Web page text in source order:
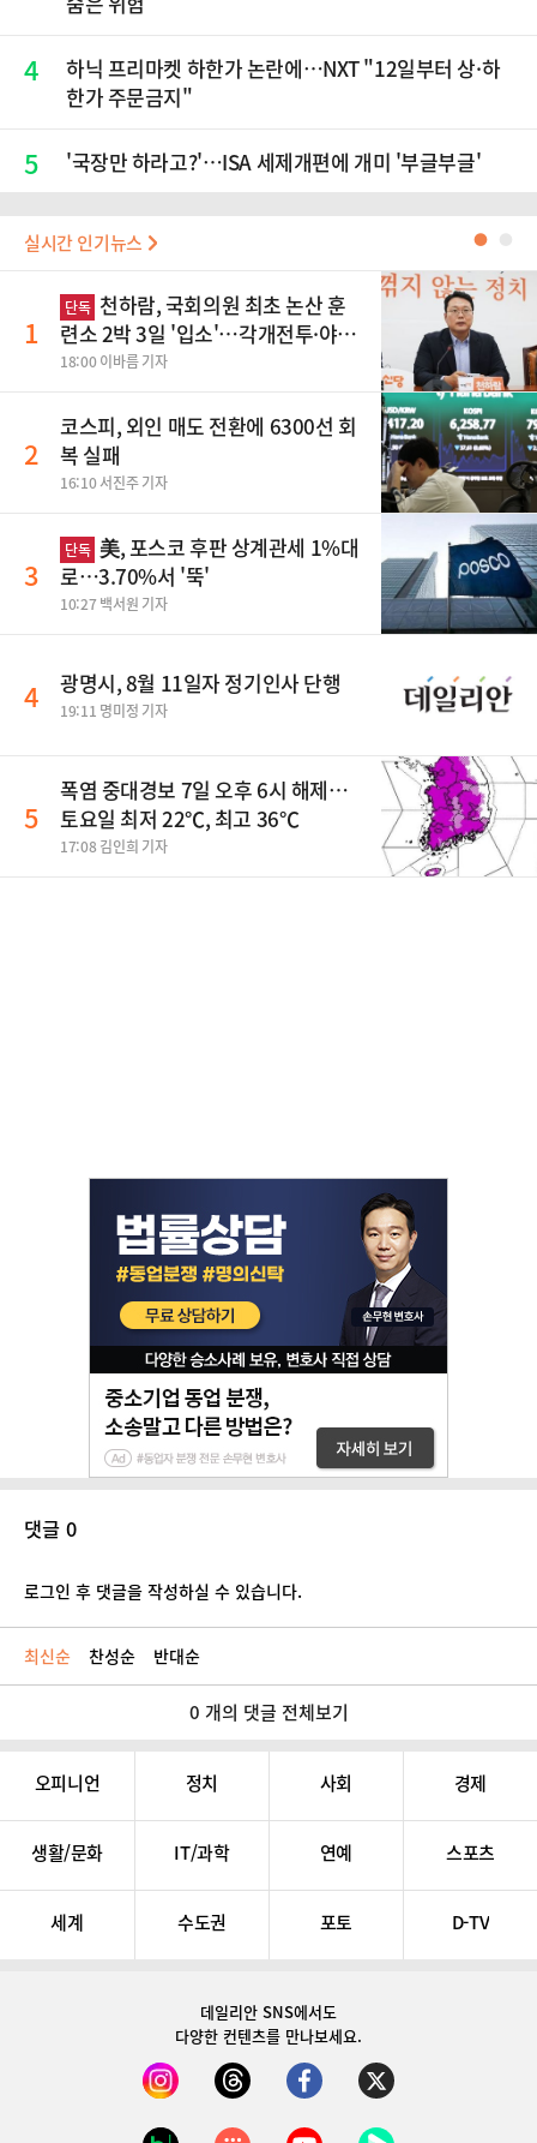
4
하닉 프리마켓 하한가 논란에…NXT "12일부터 상·하
한가 주문금지"
5 '국장만 하라고?'…ISA 세제개편에 개미 '부글부글'
실시간 인기뉴스 ●
1
단독 천하람, 국회의원 최초 논산 훈
련소 2박 3일 '입소'…각개전투·야간
행군 한다
18:00 이바름 기자
2
코스피, 외인 매도 전환에 6300선 회
복 실패
16:10 서진주 기자
3
단독 美, 포스코 후판 상계관세 1%대
로…3.70%서 '뚝'
10:27 백서원 기자
4 광명시, 8월 11일자 정기인사 단행
19:11 명미정 기자
5
폭염 중대경보 7일 오후 6시 해제…
토요일 최저 22℃, 최고 36℃
17:08 김인희 기자
댓글 0
로그인 후 댓글을 작성하실 수 있습니다.
최신순 찬성순 반대순
0 개의 댓글 전체보기
오피니언 정치 사회 경제
생활/문화 IT/과학 연예 스포츠
세계 수도권 포토 D-TV
데일리안 SNS에서도
다양한 컨텐츠를 만나보세요.